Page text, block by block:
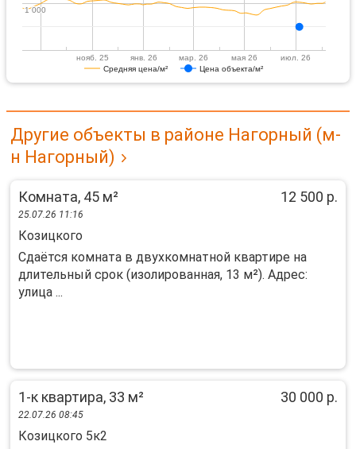
Средняя цена/м² Цена объекта/м²
нояб. 25 янв. 26 мар. 26 мая 26 июл. 26
1 000
1 000
Другие объекты в районе Нагорный (м-
н Нагорный)
Комната, 45 м² 12 500 р.
25.07.26 11:16
Козицкого
Сдаётся комната в двухкомнатной квартире на
длительный срок (изолированная, 13 м²). Адрес:
улица ...
1-к квартира, 33 м² 30 000 р.
22.07.26 08:45
Козицкого 5к2